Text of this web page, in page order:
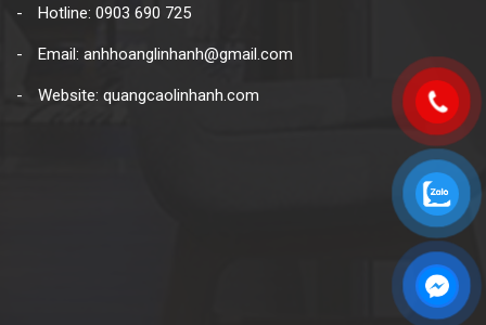
Hotline: 0903 690 725
Email: anhhoanglinhanh@gmail.com
Website: quangcaolinhanh.com